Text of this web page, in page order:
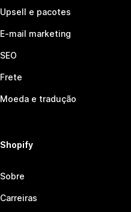
Upsell e pacotes
E-mail marketing
SEO
Frete
Moeda e tradução
Shopify
Sobre
Carreiras